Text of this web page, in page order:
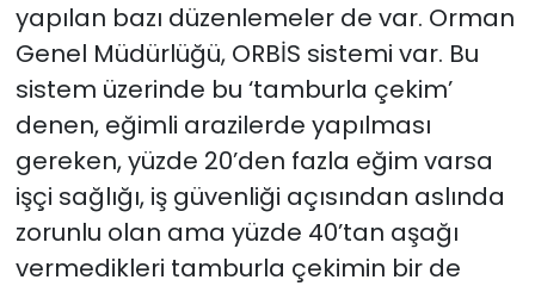
yapılan bazı düzenlemeler de var. Orman
Genel Müdürlüğü, ORBİS sistemi var. Bu
sistem üzerinde bu ‘tamburla çekim’
denen, eğimli arazilerde yapılması
gereken, yüzde 20’den fazla eğim varsa
işçi sağlığı, iş güvenliği açısından aslında
zorunlu olan ama yüzde 40’tan aşağı
vermedikleri tamburla çekimin bir de